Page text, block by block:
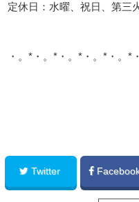
定休日：水曜、祝日、第三
・。*・。*・。*・。*・。*
Twitter